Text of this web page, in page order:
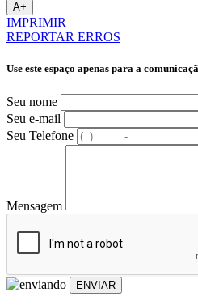
A+
IMPRIMIR
REPORTAR ERROS
Use este espaço apenas para a
Seu nome
Seu e-mail
Seu Telefone
Mensagem
ENVIAR